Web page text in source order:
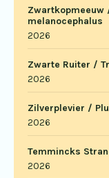
Zwartkopmeeuw
melanocephalus
2026
Zwarte Ruiter /
2026
Zilverplevier /
2026
Temmincks
2026